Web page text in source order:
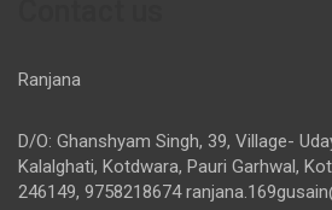
Ranjana
D/O: Ghanshyam Singh, 39, Village-
Kalalghati, Kotdwara, Pauri Garhwal,
246149, 9758218674